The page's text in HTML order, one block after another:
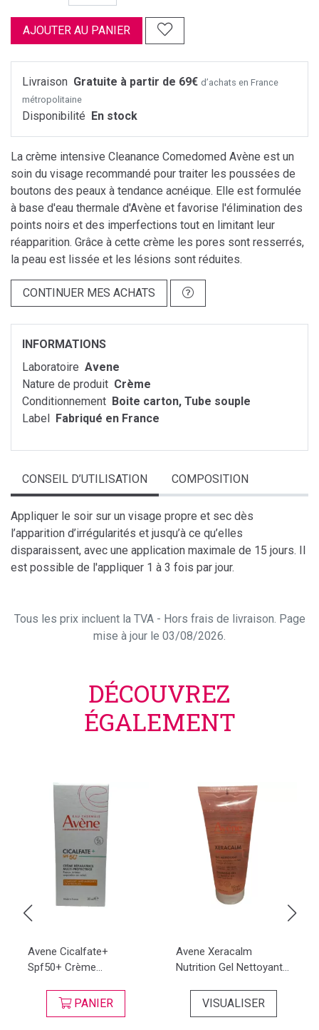
AJOUTER AU PANIER
Livraison Gratuite à partir de 69€ d’achats en France
métropolitaine
Disponibilité En stock
La crème intensive Cleanance Comedomed Avène est un
soin du visage recommandé pour traiter les poussées de
boutons des peaux à tendance acnéique. Elle est formulée
à base d'eau thermale d'Avène et favorise l'élimination des
points noirs et des imperfections tout en limitant leur
réapparition. Grâce à cette crème les pores sont resserrés,
la peau est lissée et les lésions sont réduites.
CONTINUER MES ACHATS
INFORMATIONS
Laboratoire Avene
Nature de produit Crème
Conditionnement Boite carton, Tube souple
Label Fabriqué en France
CONSEIL D’UTILISATION COMPOSITION
Appliquer le soir sur un visage propre et sec dès
l’apparition d’irrégularités et jusqu’à ce qu’elles
disparaissent, avec une application maximale de 15 jours. Il
est possible de l'appliquer 1 à 3 fois par jour.
Tous les prix incluent la TVA - Hors frais de livraison. Page
mise à jour le 03/08/2026.
DÉCOUVREZ
ÉGALEMENT
Avene Cicalfate+
Spf50+ Crème...
PANIER
Avene Xeracalm
Nutrition Gel Nettoyant...
VISUALISER